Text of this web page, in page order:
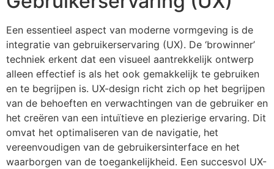
Een essentieel aspect van moderne vormgeving is de
integratie van gebruikerservaring (UX). De ‘browinner’
techniek erkent dat een visueel aantrekkelijk ontwerp
alleen effectief is als het ook gemakkelijk te gebruiken
en te begrijpen is. UX-design richt zich op het begrijpen
van de behoeften en verwachtingen van de gebruiker en
het creëren van een intuïtieve en plezierige ervaring. Dit
omvat het optimaliseren van de navigatie, het
vereenvoudigen van de gebruikersinterface en het
waarborgen van de toegankelijkheid. Een succesvol UX-